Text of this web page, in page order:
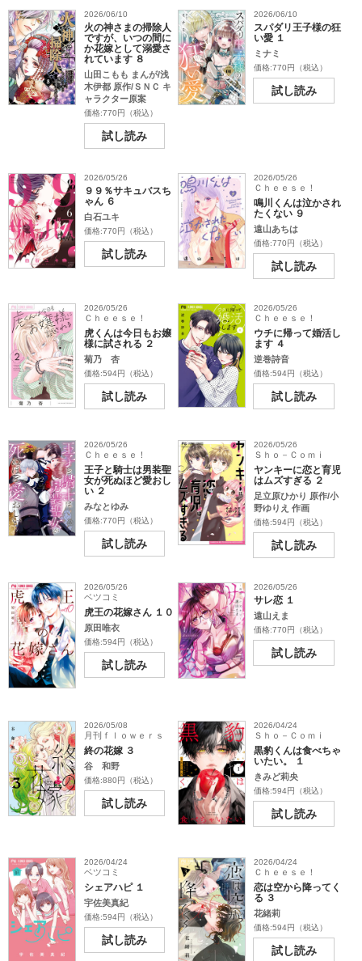
2026/06/10
火の神さまの掃除人
ですが、いつの間に
か花嫁として溺愛さ
れています ８
山田こもも まんが/浅
木伊都 原作/ＳＮＣ キ
ャラクター原案
価格:770円（税込）
試し読み
2026/06/10
スパダリ王子様の狂
い愛 １
ミナミ
価格:770円（税込）
試し読み
2026/05/26
９９％サキュバスち
ゃん ６
白石ユキ
価格:770円（税込）
試し読み
2026/05/26
Ｃｈｅｅｓｅ！
鳴川くんは泣かされ
たくない ９
遠山あちは
価格:770円（税込）
試し読み
2026/05/26
Ｃｈｅｅｓｅ！
虎くんは今日もお嬢
様に試される ２
菊乃 杏
価格:594円（税込）
試し読み
2026/05/26
Ｃｈｅｅｓｅ！
ウチに帰って婚活し
ます ４
逆巻詩音
価格:594円（税込）
試し読み
2026/05/26
Ｃｈｅｅｓｅ！
王子と騎士は男装聖
女が死ぬほど愛おし
い ２
みなとゆみ
価格:770円（税込）
試し読み
2026/05/26
Ｓｈｏ－Ｃｏｍｉ
ヤンキーに恋と育児
はムズすぎる ２
足立原ひかり 原作/小
野ゆりえ 作画
価格:594円（税込）
試し読み
2026/05/26
ベツコミ
虎王の花嫁さん １０
原田唯衣
価格:594円（税込）
試し読み
2026/05/26
サレ恋 １
遠山えま
価格:770円（税込）
試し読み
2026/05/08
月刊ｆｌｏｗｅｒｓ
終の花嫁 ３
谷 和野
価格:880円（税込）
試し読み
2026/04/24
Ｓｈｏ－Ｃｏｍｉ
黒豹くんは食べちゃ
いたい。 １
きみど莉央
価格:594円（税込）
試し読み
2026/04/24
ベツコミ
シェアハピ １
宇佐美真紀
価格:594円（税込）
試し読み
2026/04/24
Ｃｈｅｅｓｅ！
恋は空から降ってく
る ３
花緒莉
価格:594円（税込）
試し読み